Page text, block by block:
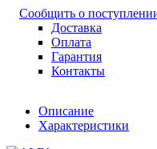
Сообщить о
Доставка
Оплата
Гарантия
Контакты
Описание
Характеристики